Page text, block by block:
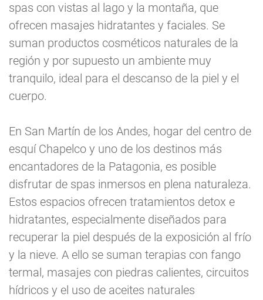
spas con vistas al lago y la montaña, que
ofrecen masajes hidratantes y faciales. Se
suman productos cosméticos naturales de la
región y por supuesto un ambiente muy
tranquilo, ideal para el descanso de la piel y el
cuerpo.
En San Martín de los Andes, hogar del centro de
esquí Chapelco y uno de los destinos más
encantadores de la Patagonia, es posible
disfrutar de spas inmersos en plena naturaleza.
Estos espacios ofrecen tratamientos detox e
hidratantes, especialmente diseñados para
recuperar la piel después de la exposición al frío
y la nieve. A ello se suman terapias con fango
termal, masajes con piedras calientes, circuitos
hídricos y el uso de aceites naturales